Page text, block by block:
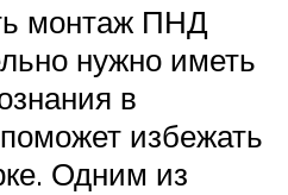
монтаж ПНД
нужно иметь
в
избежать
Одним из